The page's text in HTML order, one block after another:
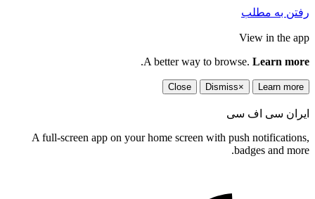
به مطلب
View in the
A better way to browse.Learn
.
Learn
×
Dismiss
Close
سی اف سی
A full-screen app on your home screen with push
badges and